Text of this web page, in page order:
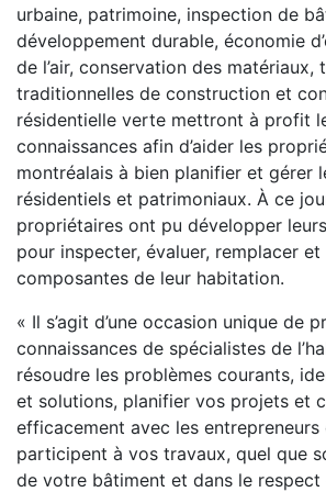
urbaine, patrimoine, inspection de
développement durable, économie
de l’air, conservation des matériaux,
traditionnelles de construction et
résidentielle verte mettront à profit
connaissances afin d’aider les
montréalais à bien planifier et gérer
résidentiels et patrimoniaux. À ce
propriétaires ont pu développer
pour inspecter, évaluer, remplacer
composantes de leur habitation.
« Il s’agit d’une occasion unique de
connaissances de spécialistes de
résoudre les problèmes courants,
et solutions, planifier vos projets et
efficacement avec les
participent à vos travaux, quel que
de votre bâtiment et dans le